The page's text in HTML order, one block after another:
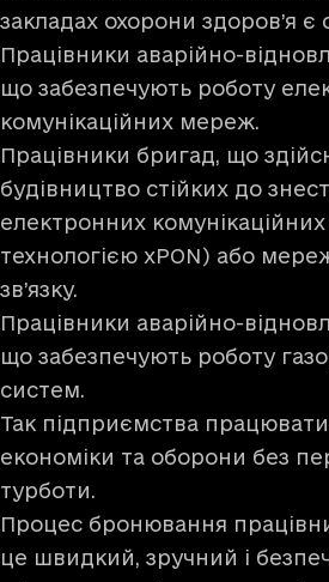
закладах охорони здоров’я є
Працівники аварійно-
що забезпечують роботу
комунікаційних мереж.
Працівники бригад, що
будівництво стійких до
електронних
технологією xPON) або
зв’язку.
Працівники аварійно-
що забезпечують роботу
систем.
Так підприємства
економіки та оборони без
турботи.
Процес бронювання
це швидкий, зручний і